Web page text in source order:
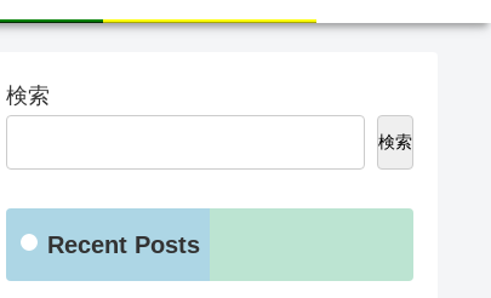
検索
検索
Recent Posts